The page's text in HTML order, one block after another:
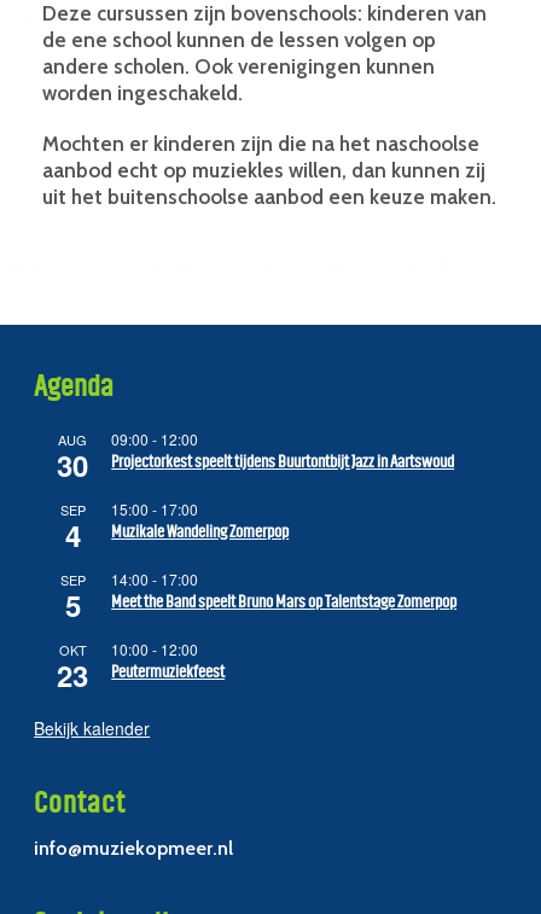
Deze cursussen zijn bovenschools: kinderen van
de ene school kunnen de lessen volgen op
andere scholen. Ook verenigingen kunnen
worden ingeschakeld.
Mochten er kinderen zijn die na het naschoolse
aanbod echt op muziekles willen, dan kunnen zij
uit het buitenschoolse aanbod een keuze maken.
Agenda
AUG
30
09:00 - 12:00
Projectorkest speelt tijdens Buurtontbijt Jazz in Aartswoud
SEP
4
15:00 - 17:00
Muzikale Wandeling Zomerpop
SEP
5
14:00 - 17:00
Meet the Band speelt Bruno Mars op Talentstage Zomerpop
OKT
23
10:00 - 12:00
Peutermuziekfeest
Bekijk kalender
Contact
info@muziekopmeer.nl